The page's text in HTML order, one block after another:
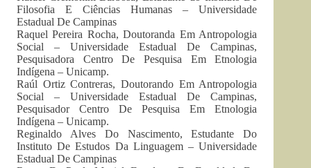
Filosofia E Ciências Humanas – Universidade
Estadual De Campinas
Raquel Pereira Rocha, Doutoranda Em Antropologia
Social – Universidade Estadual De Campinas,
Pesquisadora Centro De Pesquisa Em Etnologia
Indígena – Unicamp.
Raúl Ortiz Contreras, Doutorando Em Antropologia
Social – Universidade Estadual De Campinas,
Pesquisador Centro De Pesquisa Em Etnologia
Indígena – Unicamp.
Reginaldo Alves Do Nascimento, Estudante Do
Instituto De Estudos Da Linguagem – Universidade
Estadual De Campinas